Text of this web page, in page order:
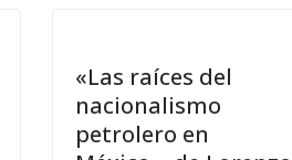
«Las raíces del
nacionalismo
petrolero en